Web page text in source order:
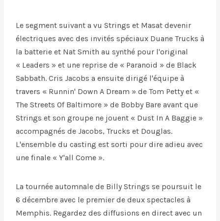
Le segment suivant a vu Strings et Masat devenir
électriques avec des invités spéciaux Duane Trucks à
la batterie et Nat Smith au synthé pour l'original
« Leaders » et une reprise de « Paranoid » de Black
Sabbath. Cris Jacobs a ensuite dirigé l'équipe à
travers « Runnin' Down A Dream » de Tom Petty et «
The Streets Of Baltimore » de Bobby Bare avant que
Strings et son groupe ne jouent « Dust In A Baggie »
accompagnés de Jacobs, Trucks et Douglas.
L'ensemble du casting est sorti pour dire adieu avec
une finale « Y'all Come ».
La tournée automnale de Billy Strings se poursuit le
6 décembre avec le premier de deux spectacles à
Memphis. Regardez des diffusions en direct avec un